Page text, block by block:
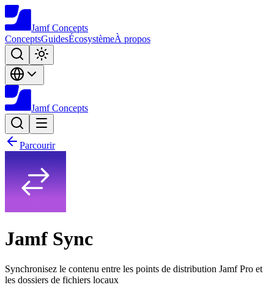
Jamf Concepts
ConceptsGuidesÉcosystèmeÀ propos
Jamf Concepts
Parcourir
Jamf Sync
Synchronisez le contenu entre les points de distribution Jamf Pro et
les dossiers de fichiers locaux